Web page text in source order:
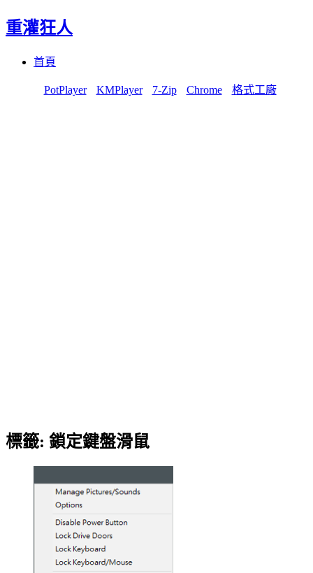
重灌狂人
首頁
PotPlayer KMPlayer 7-Zip Chrome 格式工廠
標籤: 鎖定鍵盤滑鼠